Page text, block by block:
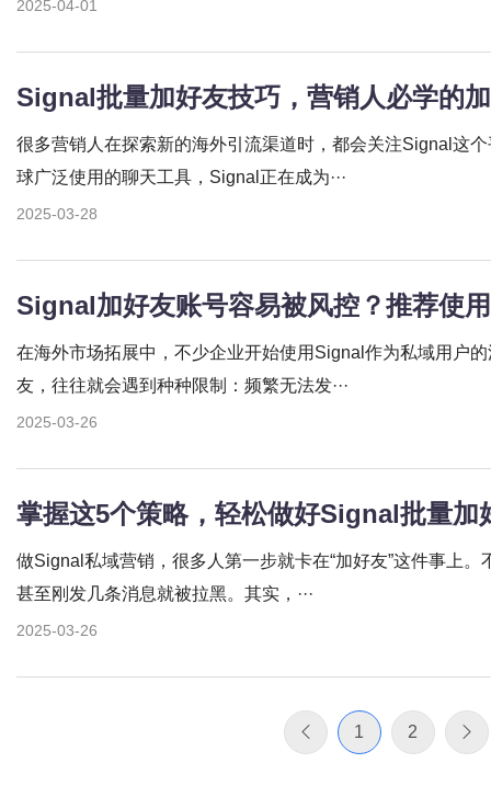
2025-04-01
Signal批量加好友技巧，营销人必学的
很多营销人在探索新的海外引流渠道时，都会关注Signal这
球广泛使用的聊天工具，Signal正在成为···
2025-03-28
Signal加好友账号容易被风控？推荐使
在海外市场拓展中，不少企业开始使用Signal作为私域用户
友，往往就会遇到种种限制：频繁无法发···
2025-03-26
掌握这5个策略，轻松做好Signal批量加
做Signal私域营销，很多人第一步就卡在“加好友”这件事上
甚至刚发几条消息就被拉黑。其实，···
2025-03-26
1 2